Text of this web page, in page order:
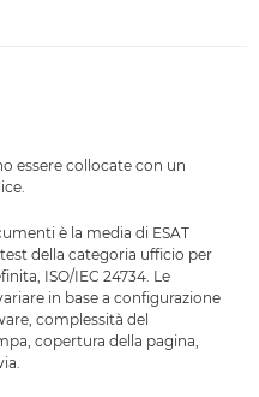
essere collocate con un
è la media di ESAT
della categoria ufficio per
ISO/IEC 24734. Le
in base a configurazione
complessità del
copertura della pagina,